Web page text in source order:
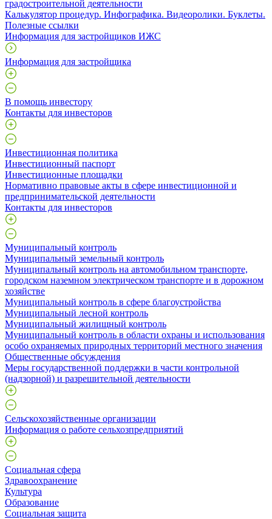
градостроительной деятельности
Калькулятор процедур. Инфографика. Видеоролики. Буклеты.
Полезные ссылки
Информация для застройщиков ИЖС
Информация для застройщика
В помощь инвестору
Контакты для инвесторов
Инвестиционная политика
Инвестиционный паспорт
Инвестиционные площадки
Нормативно правовые акты в сфере инвестиционной и
предпринимательской деятельности
Контакты для инвесторов
Муниципальный контроль
Муниципальный земельный контроль
Муниципальный контроль на автомобильном транспорте,
городском наземном электрическом транспорте и в дорожном
хозяйстве
Муниципальный контроль в сфере благоустройства
Муниципальный лесной контроль
Муниципальный жилищный контроль
Муниципальный контроль в области охраны и использования
особо охраняемых природных территорий местного значения
Общественные обсуждения
Меры государственной поддержки в части контрольной
(надзорной) и разрешительной деятельности
Сельскохозяйственные организации
Информация о работе сельхозпредприятий
Социальная сфера
Здравоохранение
Культура
Образование
Социальная защита